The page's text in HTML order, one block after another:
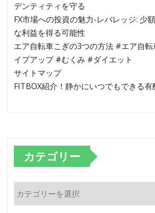
デンティティを守る
FX市場への投資の魅力-レバレッジ: 少
な利益を得る可能性
エア自転車こぎの3つの方法 #エア自
イプアップ #むくみ #ダイエット
サイトマップ
FITBOX紹介！静かにいつでもできる有
カテゴリー
テ